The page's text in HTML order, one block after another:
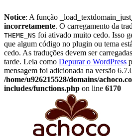
Notice: A função
incorretamente. O carregamento da
THEME_NS foi ativado muito cedo. Isso
que algum código no plugin ou tema
cedo. As traduções devem ser
tarde. Leia como Depurar o WordPress
mensagem foi adicionada na versão
/home/u926215528/domains/
includes/functions.php on line 6170